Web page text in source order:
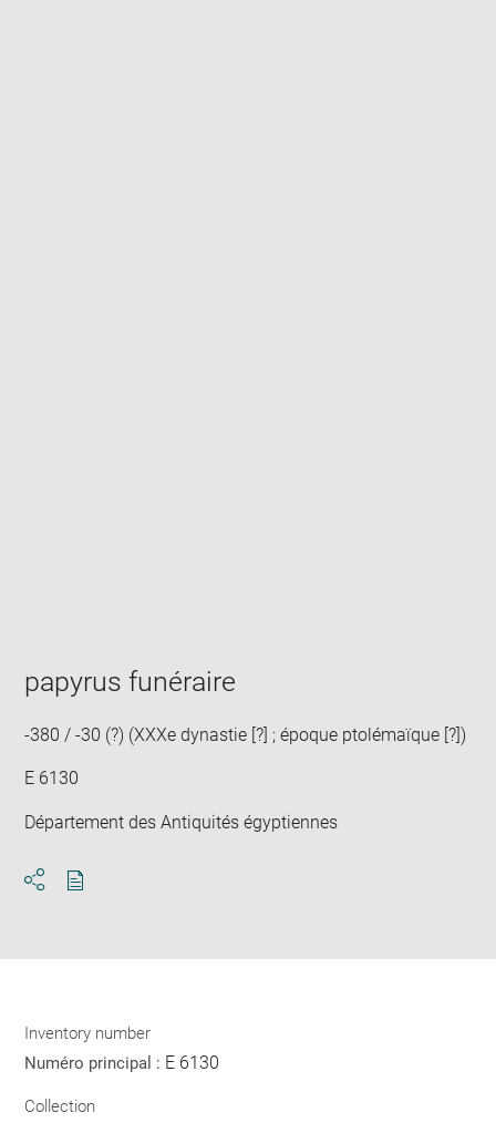
papyrus funéraire
-380 / -30 (?) (XXXe dynastie [?] ; époque ptolémaïque [?])
E 6130
Département des Antiquités égyptiennes
Inventory number
Numéro principal : E 6130
Collection